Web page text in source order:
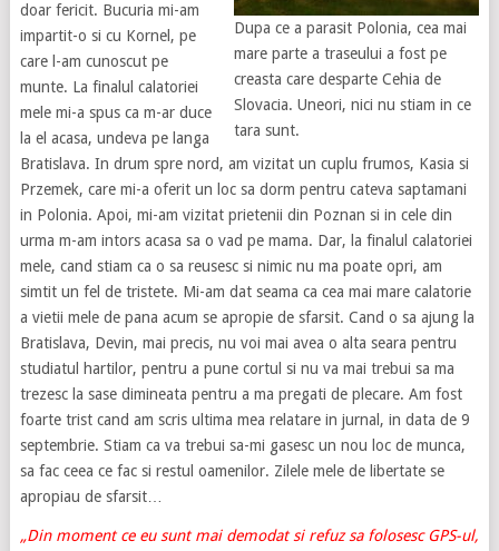
Dupa ce a parasit Polonia, cea mai
mare parte a traseului a fost pe
creasta care desparte Cehia de
Slovacia. Uneori, nici nu stiam in ce
tara sunt.
doar fericit. Bucuria mi-am
impartit-o si cu Kornel, pe
care l-am cunoscut pe
munte. La finalul calatoriei
mele mi-a spus ca m-ar duce
la el acasa, undeva pe langa
Bratislava. In drum spre nord, am vizitat un cuplu frumos, Kasia si
Przemek, care mi-a oferit un loc sa dorm pentru cateva saptamani
in Polonia. Apoi, mi-am vizitat prietenii din Poznan si in cele din
urma m-am intors acasa sa o vad pe mama. Dar, la finalul calatoriei
mele, cand stiam ca o sa reusesc si nimic nu ma poate opri, am
simtit un fel de tristete. Mi-am dat seama ca cea mai mare calatorie
a vietii mele de pana acum se apropie de sfarsit. Cand o sa ajung la
Bratislava, Devin, mai precis, nu voi mai avea o alta seara pentru
studiatul hartilor, pentru a pune cortul si nu va mai trebui sa ma
trezesc la sase dimineata pentru a ma pregati de plecare. Am fost
foarte trist cand am scris ultima mea relatare in jurnal, in data de 9
septembrie. Stiam ca va trebui sa-mi gasesc un nou loc de munca,
sa fac ceea ce fac si restul oamenilor. Zilele mele de libertate se
apropiau de sfarsit…
„Din moment ce eu sunt mai demodat si refuz sa folosesc GPS-ul,